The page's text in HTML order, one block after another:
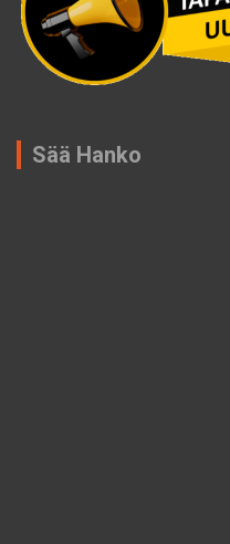
Sää Hanko